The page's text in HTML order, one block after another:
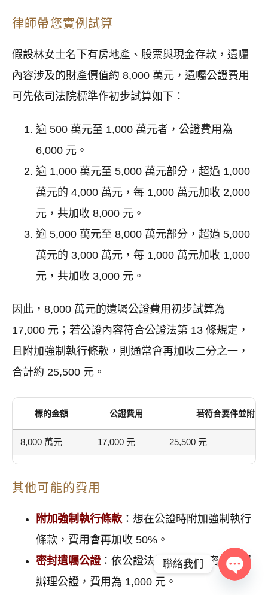
律師帶您實例試算
假設林女士名下有房地產、股票與現金存款，遺囑
內容涉及的財產價值約 8,000 萬元，遺囑公證費用
可先依司法院標準作初步試算如下：
逾 500 萬元至 1,000 萬元者，公證費用為
6,000 元。
逾 1,000 萬元至 5,000 萬元部分，超過 1,000
萬元的 4,000 萬元，每 1,000 萬元加收 2,000
元，共加收 8,000 元。
逾 5,000 萬元至 8,000 萬元部分，超過 5,000
萬元的 3,000 萬元，每 1,000 萬元加收 1,000
元，共加收 3,000 元。
因此，8,000 萬元的遺囑公證費用初步試算為
17,000 元；若公證內容符合公證法第 13 條規定，
且附加強制執行條款，則通常會再加收二分之一，
合計約 25,500 元。
標的金額 公證費用 若符合要件並附加
8,000 萬元 17,000 元 25,500 元
其他可能的費用
附加強制執行條款 ：想在公證時附加強制執行
條款，費用會再加收 50%。
密封遺囑公證：依公證法規定，針對密封遺囑
辦理公證，費用為 1,000 元。
聯絡我們